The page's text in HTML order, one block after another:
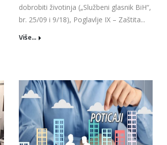
dobrobiti životinja („Službeni glasnik BiH“,
br. 25/09 i 9/18), Poglavlje IX – Zaštita...
Više...